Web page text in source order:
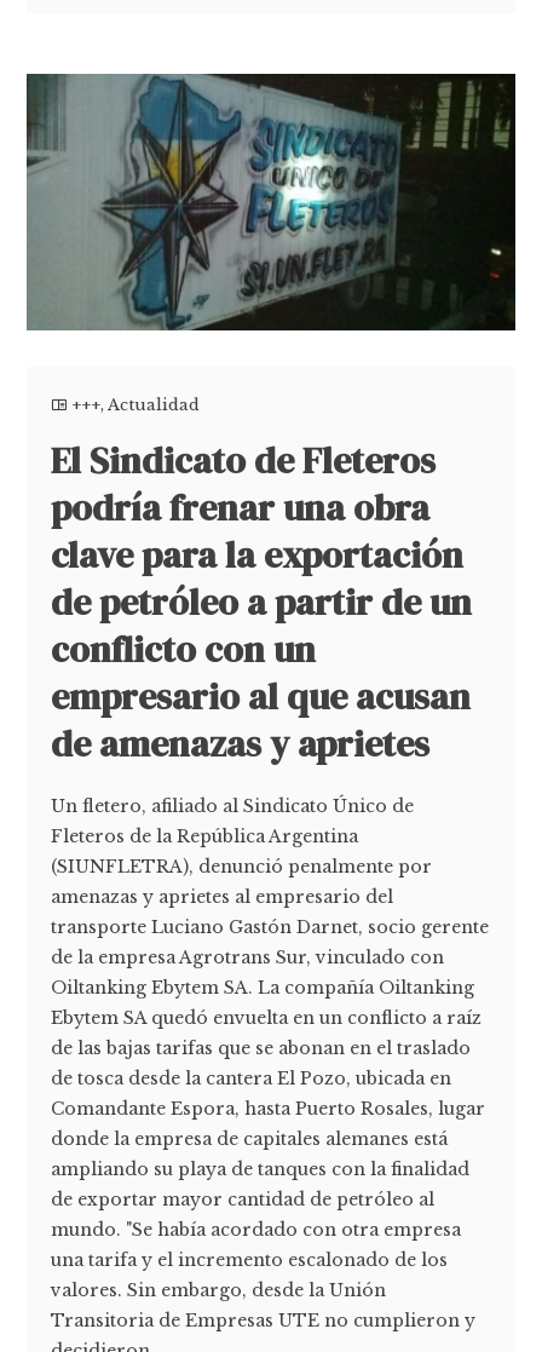
+++,Actualidad
El Sindicato de Fleteros
podría frenar una obra
clave para la exportación
de petróleo a partir de un
conflicto con un
empresario al que acusan
de amenazas y aprietes
Un fletero, afiliado al Sindicato Único de
Fleteros de la República Argentina
(SIUNFLETRA), denunció penalmente por
amenazas y aprietes al empresario del
transporte Luciano Gastón Darnet, socio gerente
de la empresa Agrotrans Sur, vinculado con
Oiltanking Ebytem SA. La compañía Oiltanking
Ebytem SA quedó envuelta en un conflicto a raíz
de las bajas tarifas que se abonan en el traslado
de tosca desde la cantera El Pozo, ubicada en
Comandante Espora, hasta Puerto Rosales, lugar
donde la empresa de capitales alemanes está
ampliando su playa de tanques con la finalidad
de exportar mayor cantidad de petróleo al
mundo. "Se había acordado con otra empresa
una tarifa y el incremento escalonado de los
valores. Sin embargo, desde la Unión
Transitoria de Empresas UTE no cumplieron y